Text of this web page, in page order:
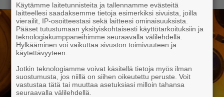
Käytämme laitetunnisteita ja tallennamme evästeitä
laitteellesi saadaksemme tietoja esimerkiksi sivuista, joilla
vierailit, IP-osoitteestasi sekä laitteesi ominaisuuksista.
Pääset tutustumaan yksityiskohtaisesti käyttötarkoituksiin ja
teknologiakumppaneihimme seuraavalla välilehdellä.
Hylkääminen voi vaikuttaa sivuston toimivuuteen ja
käytettävyyteen.
Jotkin teknologiamme voivat käsitellä tietoja myös ilman
suostumusta, jos niillä on siihen oikeutettu peruste. Voit
vastustaa tätä tai muuttaa asetuksiasi milloin tahansa
seuraavalla välilehdellä.